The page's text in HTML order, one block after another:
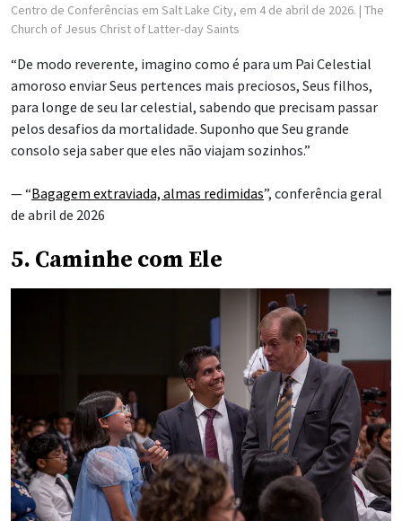
Centro de Conferências em Salt Lake City, em 4 de abril de 2026. | The
Church of Jesus Christ of Latter-day Saints
“De modo reverente, imagino como é para um Pai Celestial
amoroso enviar Seus pertences mais preciosos, Seus filhos,
para longe de seu lar celestial, sabendo que precisam passar
pelos desafios da mortalidade. Suponho que Seu grande
consolo seja saber que eles não viajam sozinhos.”
— “Bagagem extraviada, almas redimidas”, conferência geral
de abril de 2026
5. Caminhe com Ele